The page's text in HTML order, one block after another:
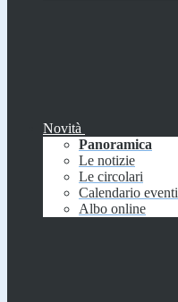
Novità
Panoramica
Le notizie
Le circolari
Calendario eventi
Albo online